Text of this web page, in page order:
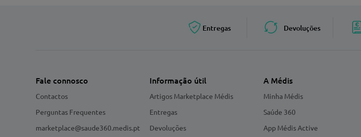
Entregas Devoluções
Fale connosco
Contactos
Perguntas Frequentes
marketplace@saude360.medis.pt
Informação útil
Artigos Marketplace Médis
Entregas
Devoluções
A Médis
Minha Médis
Saúde 360
App Médis Active